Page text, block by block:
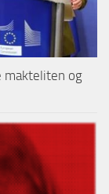
makteliten og